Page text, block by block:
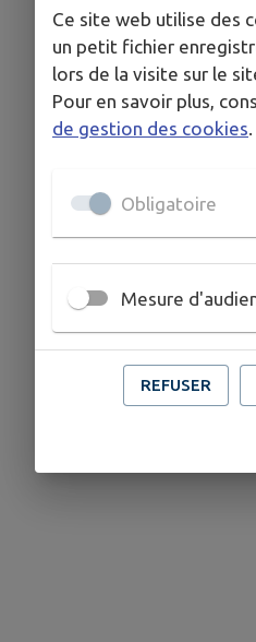
Ce site web utilise des
un petit fichier
lors de la visite sur le
Pour en savoir plus,
de gestion des cookies.
Obligatoire
Mesure
REFUSER